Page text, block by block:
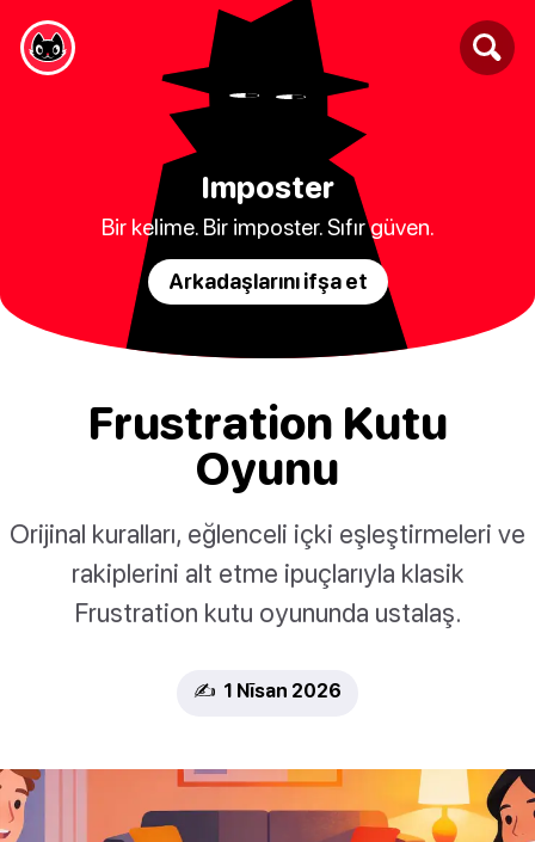
Imposter
Bir kelime. Bir imposter. Sıfır güven.
Arkadaşlarını ifşa et
Frustration Kutu
Oyunu
Orijinal kuralları, eğlenceli içki eşleştirmeleri ve
rakiplerini alt etme ipuçlarıyla klasik
Frustration kutu oyununda ustalaş.
✍️ 1 Nīsan 2026